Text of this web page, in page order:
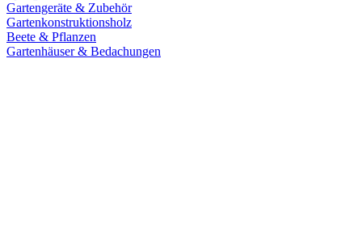
Gartengeräte & Zubehör
Gartenkonstruktionsholz
Beete & Pflanzen
Gartenhäuser & Bedachungen